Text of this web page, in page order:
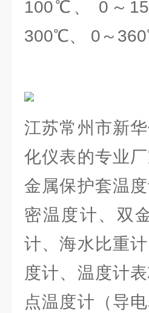
100℃、 0～
300℃、 0～
江苏常州市新
化仪表的专业
金属保护套温
密温度计、双
计、海水比重
度计、温度计
点温度计（导